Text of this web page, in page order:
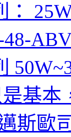
48-
是基本
斯歐